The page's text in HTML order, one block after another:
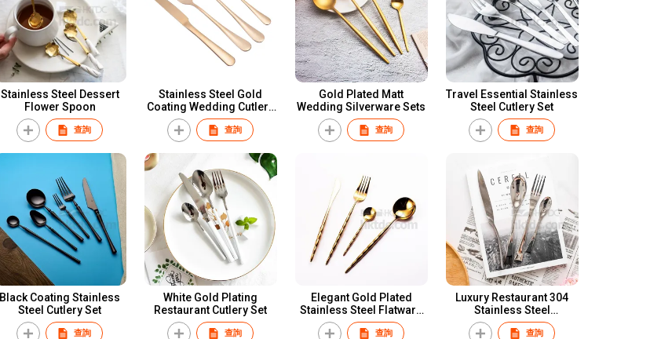
Stainless Steel Dessert
Flower Spoon
查詢
Stainless Steel Gold
Coating Wedding Cutlery
Set
查詢
Gold Plated Matt
Wedding Silverware Sets
查詢
Travel Essential Stainless
Steel Cutlery Set
查詢
Black Coating Stainless
Steel Cutlery Set
查詢
White Gold Plating
Restaurant Cutlery Set
查詢
Elegant Gold Plated
Stainless Steel Flatware
Set
查詢
Luxury Restaurant 304
Stainless Steel
Silverware
查詢